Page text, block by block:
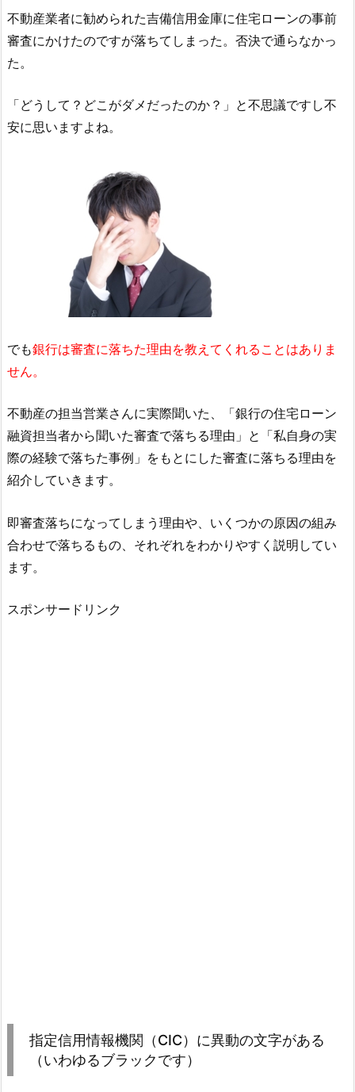
不動産業者に勧められた吉備信用金庫に住宅ローンの事前
審査にかけたのですが落ちてしまった。否決で通らなかっ
た。
「どうして？どこがダメだったのか？」と不思議ですし不
安に思いますよね。
でも銀行は審査に落ちた理由を教えてくれることはありま
せん。
不動産の担当営業さんに実際聞いた、「銀行の住宅ローン
融資担当者から聞いた審査で落ちる理由」と「私自身の実
際の経験で落ちた事例」をもとにした審査に落ちる理由を
紹介していきます。
即審査落ちになってしまう理由や、いくつかの原因の組み
合わせで落ちるもの、それぞれをわかりやすく説明してい
ます。
スポンサードリンク
指定信用情報機関（CIC）に異動の文字がある
（いわゆるブラックです）